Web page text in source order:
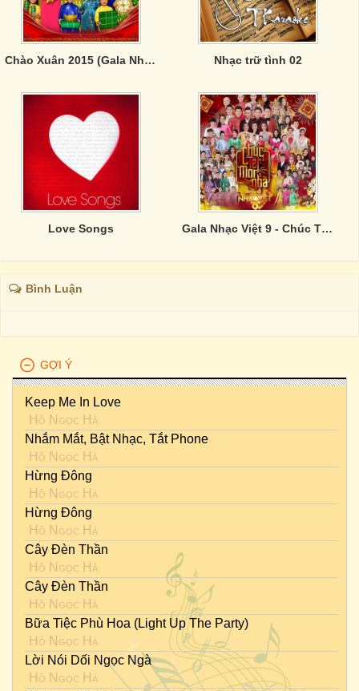
Chào Xuân 2015 (Gala Nhạc Việt 5) Nhạc trữ tình 02
Love Songs Gala Nhạc Việt 9 - Chúc Tết Mọi Nhà
Bình Luận
GỢI Ý
Keep Me In Love
Hồ Ngọc Hà
Nhắm Mắt, Bật Nhạc, Tắt Phone
Hồ Ngọc Hà
Hừng Đông
Hồ Ngọc Hà
Hừng Đông
Hồ Ngọc Hà
Cây Đèn Thần
Hồ Ngọc Hà
Cây Đèn Thần
Hồ Ngọc Hà
Bữa Tiệc Phù Hoa (Light Up The Party)
Hồ Ngọc Hà
Lời Nói Dối Ngọc Ngà
Hồ Ngọc Hà